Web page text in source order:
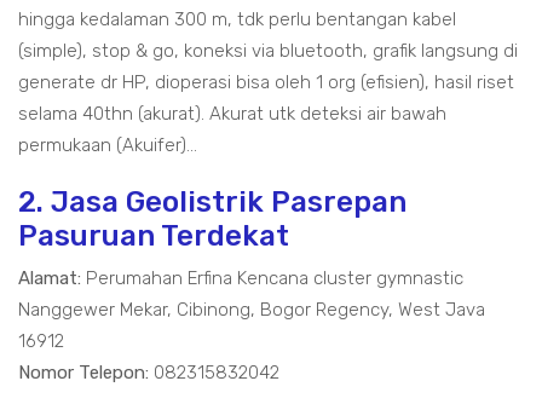
hingga kedalaman 300 m, tdk perlu bentangan kabel
(simple), stop & go, koneksi via bluetooth, grafik langsung di
generate dr HP, dioperasi bisa oleh 1 org (efisien), hasil riset
selama 40thn (akurat). Akurat utk deteksi air bawah
permukaan (Akuifer)...
2. Jasa Geolistrik Pasrepan
Pasuruan Terdekat
Alamat: Perumahan Erfina Kencana cluster gymnastic
Nanggewer Mekar, Cibinong, Bogor Regency, West Java
16912
Nomor Telepon: 082315832042